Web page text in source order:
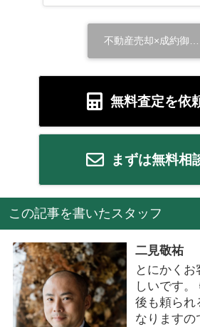
無料査定を依
まずは無料相
この記事を書いたスタッフ
二見敬祐
とにかく
しいです
後も頼られ
なりますの